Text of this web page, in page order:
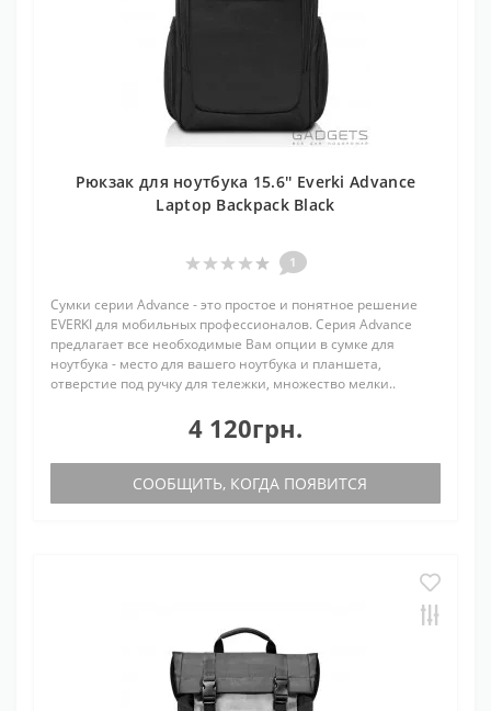
Рюкзак для ноутбука 15.6'' Everki Advance
Laptop Backpack Black
1
Сумки серии Advance - это простое и понятное решение
EVERKI для мобильных профессионалов. Серия Advance
предлагает все необходимые Вам опции в сумке для
ноутбука - место для вашего ноутбука и планшета,
отверстие под ручку для тележки, множество мелки..
4 120грн.
СООБЩИТЬ, КОГДА ПОЯВИТСЯ